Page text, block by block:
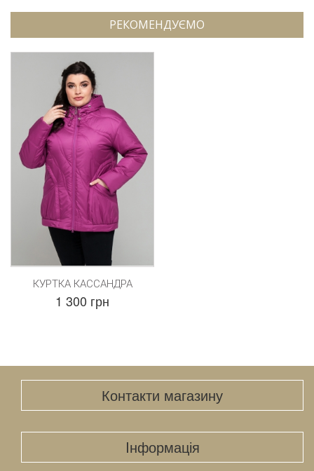
РЕКОМЕНДУЄМО
КУРТКА КАССАНДРА
1 300 грн
Контакти магазину
Iнформація